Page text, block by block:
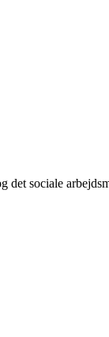
det sociale